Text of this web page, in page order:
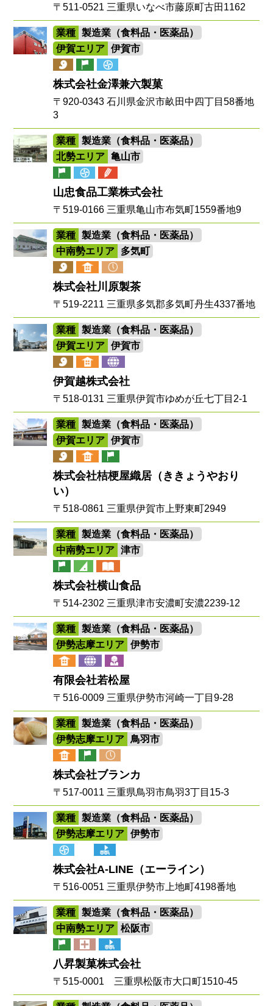
〒511-0521 三重県いなべ市藤原町古田1162
業種
製造業（食料品・医薬品）
伊賀エリア
伊賀市
株式会社金澤兼六製菓
〒920-0343 石川県金沢市畝田中四丁目58番地
3
業種
製造業（食料品・医薬品）
北勢エリア
亀山市
山忠食品工業株式会社
〒519-0166 三重県亀山市布気町1559番地9
業種
製造業（食料品・医薬品）
中南勢エリア
多気町
株式会社川原製茶
〒519-2211 三重県多気郡多気町丹生4337番地
業種
製造業（食料品・医薬品）
伊賀エリア
伊賀市
伊賀越株式会社
〒518-0131 三重県伊賀市ゆめが丘七丁目2-1
業種
製造業（食料品・医薬品）
伊賀エリア
伊賀市
株式会社桔梗屋織居（ききょうやおり
い）
〒518-0861 三重県伊賀市上野東町2949
業種
製造業（食料品・医薬品）
中南勢エリア
津市
株式会社横山食品
〒514-2302 三重県津市安濃町安濃2239-12
業種
製造業（食料品・医薬品）
伊勢志摩エリア
伊勢市
有限会社若松屋
〒516-0009 三重県伊勢市河崎一丁目9-28
業種
製造業（食料品・医薬品）
伊勢志摩エリア
鳥羽市
株式会社ブランカ
〒517-0011 三重県鳥羽市鳥羽3丁目15-3
業種
製造業（食料品・医薬品）
伊勢志摩エリア
伊勢市
株式会社A-LINE（エーライン）
〒516-0051 三重県伊勢市上地町4198番地
業種
製造業（食料品・医薬品）
中南勢エリア
松阪市
八昇製菓株式会社
〒515-0001 三重県松阪市大口町1510-45